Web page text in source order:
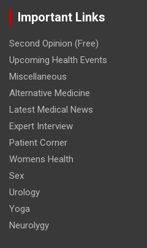
Important Links
Second Opinion (Free)
Upcoming Health Events
Miscellaneous
Alternative Medicine
Latest Medical News
Expert Interview
Patient Corner
Womens Health
Sex
Urology
Yoga
Neurolygy